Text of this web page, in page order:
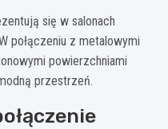
się w salonach
połączeniu z metalowymi
powierzchniami
przestrzeń.